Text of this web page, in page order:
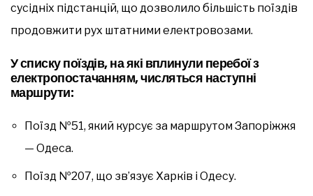
сусідніх підстанцій, що дозволило більшість поїздів
продовжити рух штатними електровозами.
У списку поїздів, на які вплинули перебої з
електропостачанням, числяться наступні
маршрути:
Поїзд №51, який курсує за маршрутом Запоріжжя
— Одеса.
Поїзд №207, що зв’язує Харків і Одесу.